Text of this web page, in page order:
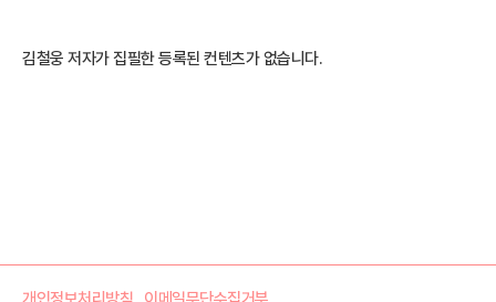
김철웅 저자가 집필한 등록된 컨텐츠가 없습니다.